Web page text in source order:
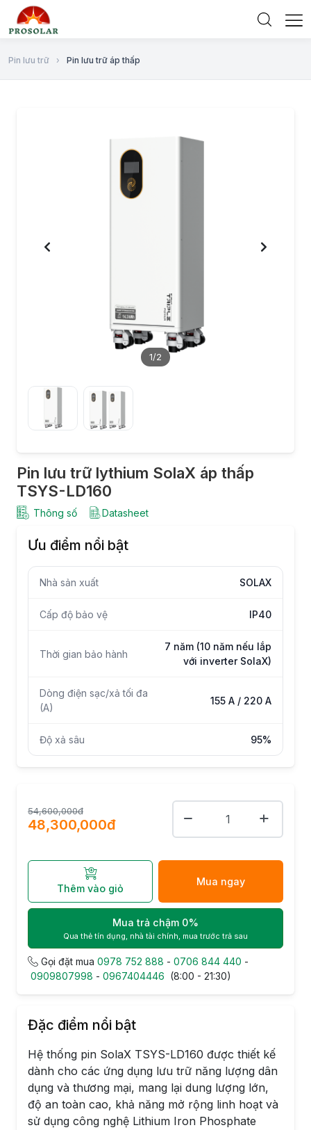
Pin lưu trữ › Pin lưu trữ áp thấp
1/2
Pin lưu trữ lythium SolaX áp thấp
TSYS-LD160
Thông số Datasheet
Ưu điểm nổi bật
Nhà sản xuất SOLAX
Cấp độ bảo vệ IP40
Thời gian bảo hành
7 năm (10 năm nếu lắp
với inverter SolaX)
Dòng điện sạc/xả tối đa
(A)
155 A / 220 A
Độ xả sâu 95%
54,600,000đ
48,300,000đ
Thêm vào giỏ
Mua ngay
Mua trả chậm 0%
Qua thẻ tín dụng, nhà tài chính, mua trước trả sau
Gọi đặt mua 0978 752 888 - 0706 844 440 -
0909807998 - 0967404446 (8:00 - 21:30)
Đặc điểm nổi bật
Hệ thống pin SolaX TSYS-LD160 được thiết kế
dành cho các ứng dụng lưu trữ năng lượng dân
dụng và thương mại, mang lại dung lượng lớn,
độ an toàn cao, khả năng mở rộng linh hoạt và
sử dụng công nghệ Lithium Iron Phosphate